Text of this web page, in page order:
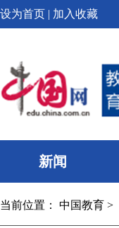
设为首页 | 加入收藏
新闻
当前位置： 中国教育 >